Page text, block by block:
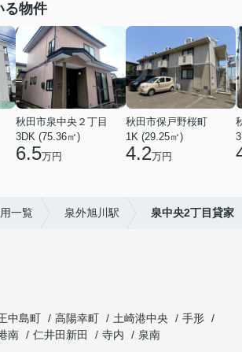
る物件
秋田市泉中央２丁目
3DK (75.36㎡)
6.5万円
秋田市保戸野桜町
1K (29.25㎡)
4.2万円
一覧 泉外旭川駅 泉中央2丁目貸家
中島町 高陽幸町 土崎港中央
手形
南 仁井田新田 寺内
泉南